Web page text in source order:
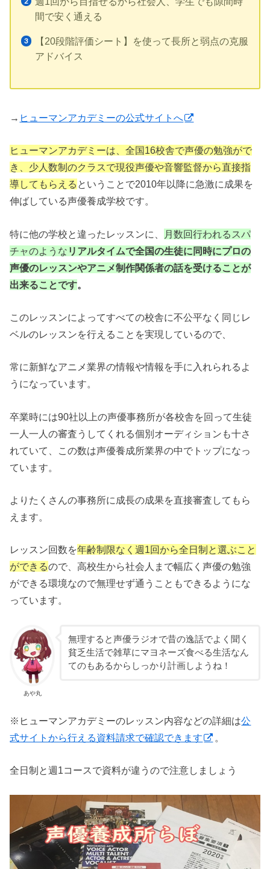
間で安く通える
【20段階評価シート】を使って長所と弱点の克服
アドバイス
→ ヒューマンアカデミーの公式サイトへ
ヒューマンアカデミーは、全国16校舎で声優の勉強がで
き、少人数制のクラスで現役声優や音響監督から直接指
導してもらえる ということで2010年以降に急激に成果を
伸ばしている声優養成学校です。
特に他の学校と違ったレッスンに、
月数回行われるスパ
チャのような リアルタイムで全国の生徒に同時にプロの
声優のレッスンやアニメ制作関係者の話を受けることが
出来ることです。
このレッスンによってすべての校舎に不公平なく同じレ
ベルのレッスンを行えることを実現しているので、
常に新鮮なアニメ業界の情報や情報を手に入れられるよ
うになっています。
卒業時には90社以上の声優事務所が各校舎を回って生徒
一人一人の審査うしてくれる個別オーディションも十さ
れていて、この数は声優養成所業界の中でトップになっ
ています。
よりたくさんの事務所に成長の成果を直接審査してもら
えます。
レッスン回数を年齢制限なく週1回から全日制と選ぶこと
ができるので、高校生から社会人まで幅広く声優の勉強
ができる環境なので無理せず通うこともできるようにな
っています。
あや丸
無理すると声優ラジオで昔の逸話でよく聞く
貧乏生活で雑草にマヨネーズ食べる生活なん
てのもあるからしっかり計画しようね！
※ヒューマンアカデミーのレッスン内容などの詳細は公
式サイトから行える資料請求で確認できます
。
全日制と週1コースで資料が違うので注意しましょう